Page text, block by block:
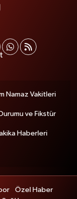
Namaz Vakitleri
ve Fikstür
Haberleri
Özel Haber